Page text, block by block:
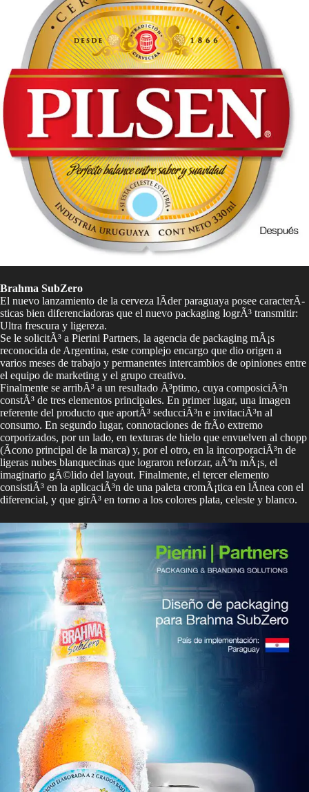
Brahma SubZero
El nuevo lanzamiento de la cerveza lÃ­der paraguaya posee caracterÃ­
sticas bien diferenciadoras que el nuevo packaging logrÃ³ transmitir:
Ultra frescura y ligereza.
Se le solicitÃ³ a Pierini Partners, la agencia de packaging mÃ¡s
reconocida de Argentina, este complejo encargo que dio origen a
varios meses de trabajo y permanentes intercambios de opiniones entre
el equipo de marketing y el grupo creativo.
Finalmente se arribÃ³ a un resultado Ã³ptimo, cuya composiciÃ³n
constÃ³ de tres elementos principales. En primer lugar, una imagen
referente del producto que aportÃ³ seducciÃ³n e invitaciÃ³n al
consumo. En segundo lugar, connotaciones de frÃ­o extremo
corporizados, por un lado, en texturas de hielo que envuelven al chopp
(Ã­cono principal de la marca) y, por el otro, en la incorporaciÃ³n de
ligeras nubes blanquecinas que lograron reforzar, aÃºn mÃ¡s, el
imaginario gÃ©lido del layout. Finalmente, el tercer elemento
consistiÃ³ en la aplicaciÃ³n de una paleta cromÃ¡tica en lÃ­nea con el
diferencial, y que girÃ³ en torno a los colores plata, celeste y blanco.